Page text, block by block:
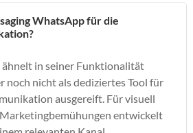
WhatsApp für die
ähnelt in seiner Funktionalität
noch nicht als dediziertes Tool für
ausgereift. Für visuell
entwickelt